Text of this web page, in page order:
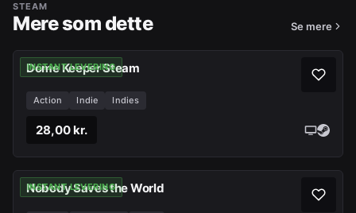
STEAM
Mere som dette Se mere
INSTANT LEVERING
Dome Keeper Steam
Action Indie Indies
28,00 kr.
INSTANT LEVERING
Nobody Saves the World